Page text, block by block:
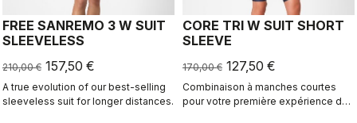
FREE SANREMO 3 W SUIT
SLEEVELESS
210,00 € 157,50 €
A true evolution of our best-selling
sleeveless suit for longer distances.
CORE TRI W SUIT SHORT
SLEEVE
170,00 € 127,50 €
Combinaison à manches courtes
pour votre première expérience du